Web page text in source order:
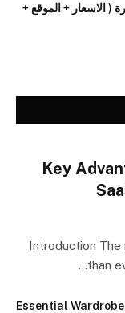
( الاسعار + الموقع +
Key
Introduction
than
Essential